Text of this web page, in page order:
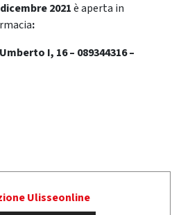
2021è aperta in
:
I, 16 – 089344316 –
Ulisseonline